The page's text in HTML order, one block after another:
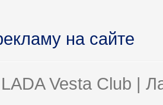
на сайте
Vesta Club |